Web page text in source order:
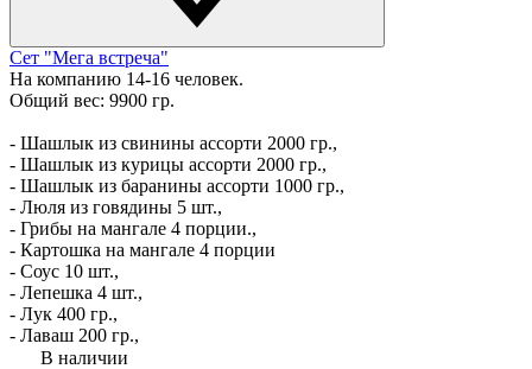
Сет "Мега встреча"
На компанию 14-16 человек.
Общий вес: 9900 гр.
- Шашлык из свинины ассорти 2000 гр.,
- Шашлык из курицы ассорти 2000 гр.,
- Шашлык из баранины ассорти 1000 гр.,
- Люля из говядины 5 шт.,
- Грибы на мангале 4 порции.,
- Картошка на мангале 4 порции
- Соус 10 шт.,
- Лепешка 4 шт.,
- Лук 400 гр.,
- Лаваш 200 гр.,
В наличии